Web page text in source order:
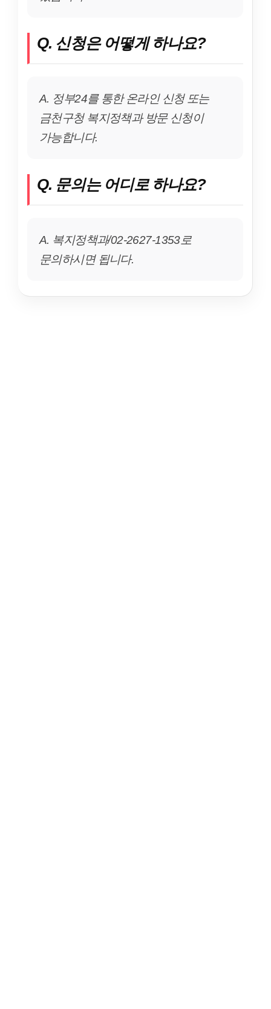
Q. 신청은 어떻게 하나요?
A. 정부24를 통한 온라인 신청 또는
금천구청 복지정책과 방문 신청이
가능합니다.
Q. 문의는 어디로 하나요?
A. 복지정책과/02-2627-1353로
문의하시면 됩니다.